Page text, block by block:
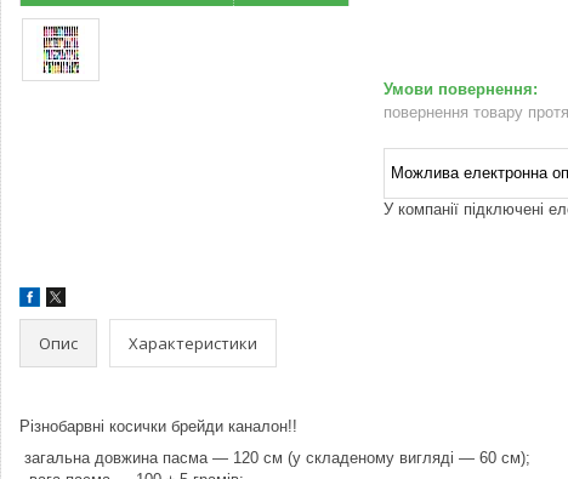
повернення товару
У компанії підключені
Опис Характеристики
Різнобарвні косички брейди каналон!!
загальна довжина пасма — 120 см (у складеному вигляді — 60 см);